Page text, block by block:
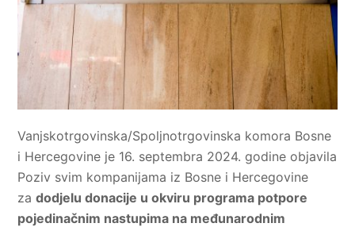
Vanjskotrgovinska/Spoljnotrgovinska komora Bosne
i Hercegovine je 16. septembra 2024. godine objavila
Poziv svim kompanijama iz Bosne i Hercegovine
zadodjelu donacije u okviru programa potpore
pojedinačnim nastupima na međunarodnim